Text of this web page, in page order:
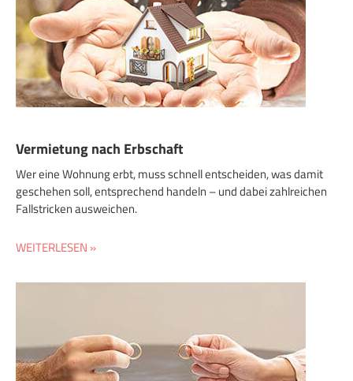
Vermietung nach Erbschaft
Wer eine Wohnung erbt, muss schnell entscheiden, was damit
geschehen soll, entsprechend handeln – und dabei zahlreichen
Fallstricken ausweichen.
WEITERLESEN »